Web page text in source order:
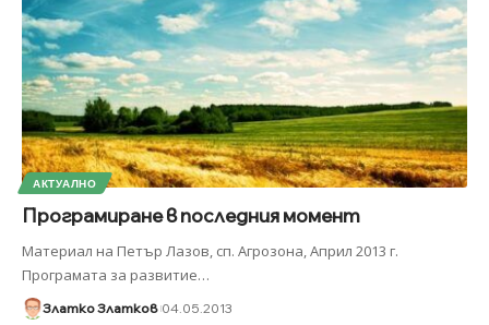
АКТУАЛНО
Програмиране в последния момент
Материал на Петър Лазов, сп. Агрозона, Април 2013 г.
Програмата за развитие…
Златко Златков 04.05.2013